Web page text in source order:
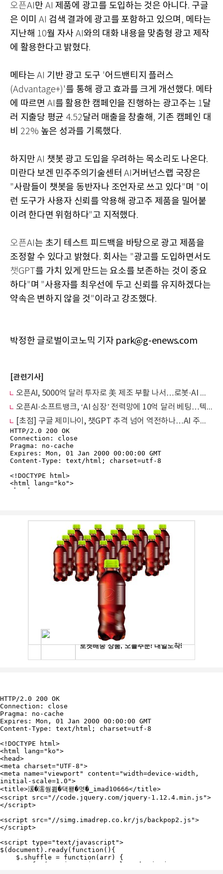
오픈AI만 AI 제품에 광고를 도입하는 것은 아니다. 구글
은 이미 AI 검색 결과에 광고를 포함하고 있으며 , 메타는
지난해 10월 자사 AI와의 대화 내용을 맞춤형 광고 제작
에 활용한다고 밝혔다.
메타는 AI 기반 광고 도구 '어드밴티지 플러스
(Advantage+)'를 통해 광고 효과를 크게 개선했다. 메타
에 따르면 AI를 활용한 캠페인을 진행하는 광고주는 1달
러 지출당 평균 4.52달러 매출을 창출해 , 기존 캠페인 대
비 22% 높은 성과를 기록했다.
하지만 AI 챗봇 광고 도입을 우려하는 목소리도 나온다.
미란다 보겐 민주주의기술센터 AI거버넌스랩 국장은
"사람들이 챗봇을 동반자나 조언자로 쓰고 있다"며 "이
런 도구가 사용자 신뢰를 악용해 광고주 제품을 밀어붙
이려 한다면 위험하다"고 지적했다.
오픈AI는 초기 테스트 피드백을 바탕으로 광고 제품을
조정할 수 있다고 밝혔다. 회사는 "광고를 도입하면서도
챗GPT 를 가치 있게 만드는 요소를 보존하는 것이 중요
하다"며 "사용자를 최우선에 두고 신뢰를 유지하겠다는
약속은 변하지 않을 것 "이라고 강조했다.
박정한 글로벌이코노믹 기자 park@g-enews.com
[관련기사]
오픈AI, 5000억 달러 투자로 美 제조 부활 나서…로봇·AI 기기 공급망 전면 재편
오픈AI·소프트뱅크, ‘AI 심장’ 전력망에 10억 달러 베팅…텍사스 1.2GW 데이터센터 구축
[초점] 구글 제미나이, 챗GPT 추격 넘어 역전하나…AI 주도권 판도 흔들